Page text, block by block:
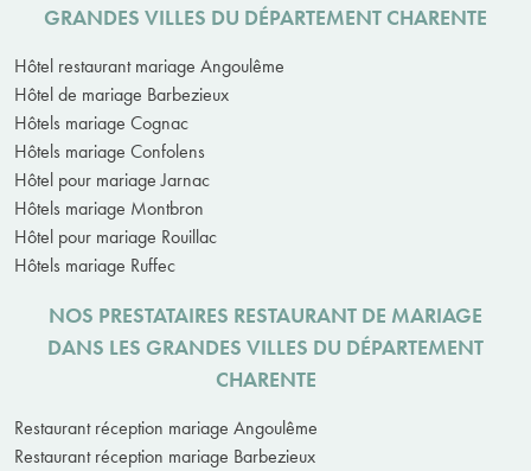
GRANDES VILLES DU DÉPARTEMENT CHARENTE
Hôtel restaurant mariage Angoulême
Hôtel de mariage Barbezieux
Hôtels mariage Cognac
Hôtels mariage Confolens
Hôtel pour mariage Jarnac
Hôtels mariage Montbron
Hôtel pour mariage Rouillac
Hôtels mariage Ruffec
NOS PRESTATAIRES RESTAURANT DE MARIAGE
DANS LES GRANDES VILLES DU DÉPARTEMENT
CHARENTE
Restaurant réception mariage Angoulême
Restaurant réception mariage Barbezieux